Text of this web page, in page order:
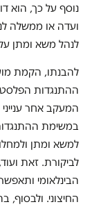
נוסף על כך, הוא
ועדה או ממשלה
לנהל משא ומתן
להבנתו, הקמת
ההתנגדות
המעקב אחר
במשימת
למשא ומתן
לביקורת. זאת
הבינלאומי
החיצוני.